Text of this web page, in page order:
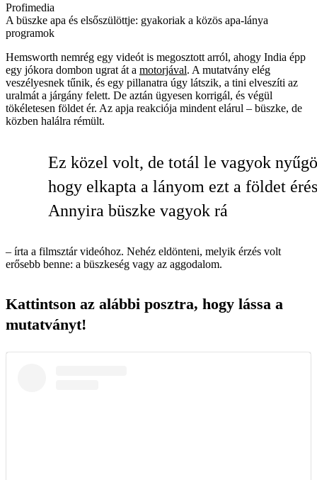
Profimedia
A büszke apa és elsőszülöttje: gyakoriak a közös apa-lánya
programok
Hemsworth nemrég egy videót is megosztott arról, ahogy India épp
egy jókora dombon ugrat át a motorjával. A mutatvány elég
veszélyesnek tűnik, és egy pillanatra úgy látszik, a tini elveszíti az
uralmát a járgány felett. De aztán ügyesen korrigál, és végül
tökéletesen földet ér. Az apja reakciója mindent elárul – büszke, de
közben halálra rémült.
Ez közel volt, de totál le vagyok
hogy elkapta a lányom ezt a földet
Annyira büszke vagyok rá
– írta a filmsztár videóhoz. Nehéz eldönteni, melyik érzés volt
erősebb benne: a büszkeség vagy az aggodalom.
Kattintson az alábbi posztra, hogy lássa a
mutatványt!